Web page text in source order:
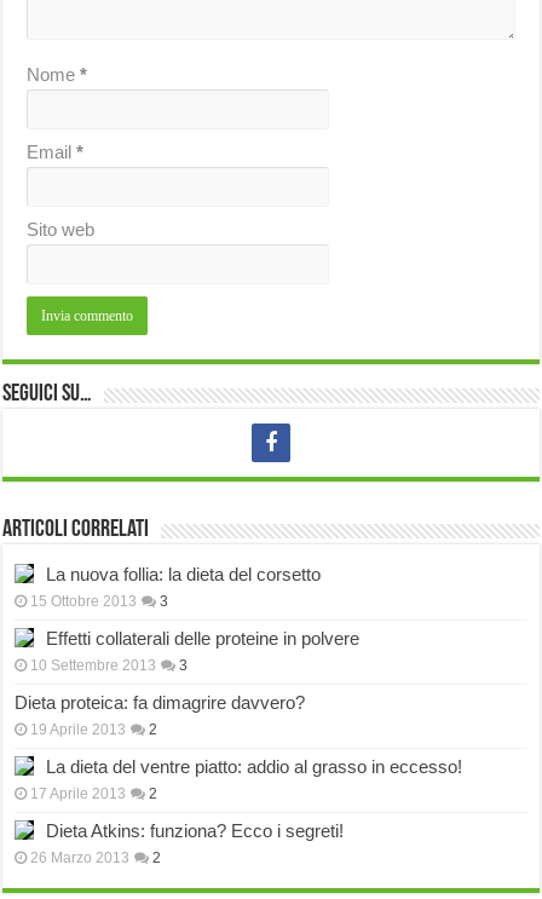
Nome*
Email*
Sito web
Seguici su…
Articoli correlati
La nuova follia: la dieta del corsetto
15 Ottobre 2013 3
Effetti collaterali delle proteine in polvere
10 Settembre 2013 3
Dieta proteica: fa dimagrire davvero?
19 Aprile 2013 2
La dieta del ventre piatto: addio al grasso in eccesso!
17 Aprile 2013 2
Dieta Atkins: funziona? Ecco i segreti!
26 Marzo 2013 2